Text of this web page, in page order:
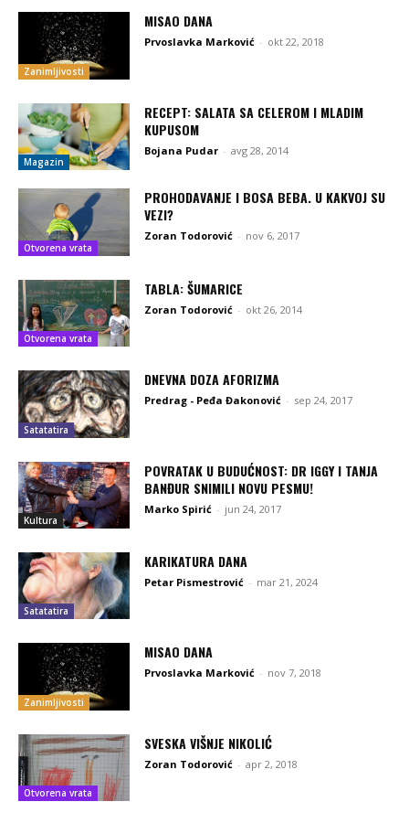
Zanimljivosti
MISAO DANA
Prvoslavka Marković - okt 22, 2018
Magazin
RECEPT: SALATA SA CELEROM I MLADIM
KUPUSOM
Bojana Pudar - avg 28, 2014
Otvorena vrata
PROHODAVANJE I BOSA BEBA. U KAKVOJ SU
VEZI?
Zoran Todorović - nov 6, 2017
Otvorena vrata
TABLA: ŠUMARICE
Zoran Todorović - okt 26, 2014
Satatatira
DNEVNA DOZA AFORIZMA
Predrag - Peđa Đakonović - sep 24, 2017
Kultura
POVRATAK U BUDUĆNOST: DR IGGY I TANJA
BANĐUR SNIMILI NOVU PESMU!
Marko Spirić - jun 24, 2017
Satatatira
KARIKATURA DANA
Petar Pismestrović - mar 21, 2024
Zanimljivosti
MISAO DANA
Prvoslavka Marković - nov 7, 2018
Otvorena vrata
SVESKA VIŠNJE NIKOLIĆ
Zoran Todorović - apr 2, 2018